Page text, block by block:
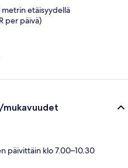
metrin etäisyydellä
per päivä)
päivittäin klo 7.00–10.30